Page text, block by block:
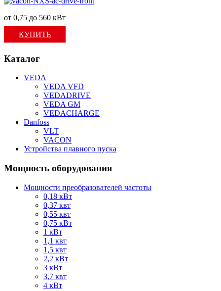
от 0,75 до 560 кВт
КУПИТЬ
Каталог
VEDA
VEDA VFD
VEDADRIVE
VEDA GM
VEDACHARGE
Danfoss
VLT
VACON
Устройства плавного пуска
Мощность оборудования
Мощности преобразователей частоты
0,18 кВт
0,37 квт
0,55 квт
0,75 кВт
1 кВт
1,1 квт
1,5 квт
2,2 кВт
3 кВт
3,7 квт
4 кВт